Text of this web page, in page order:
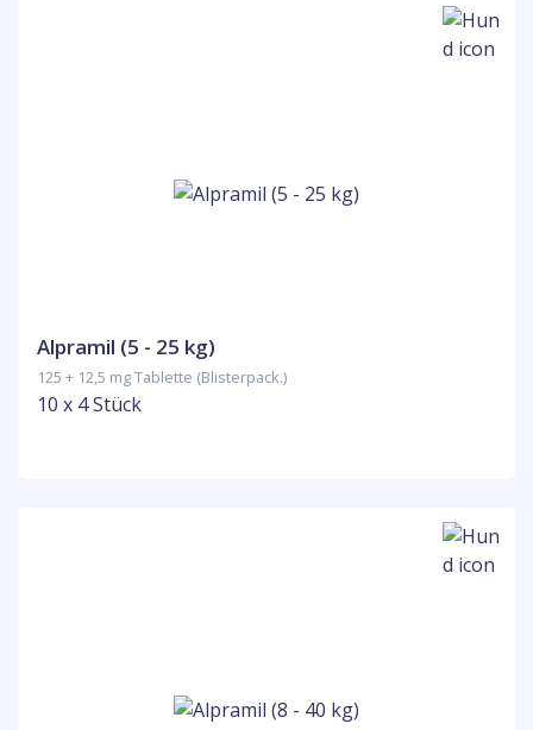
Alpramil (5 - 25 kg)
125 + 12,5 mg Tablette (Blisterpack.)
10 x 4 Stück